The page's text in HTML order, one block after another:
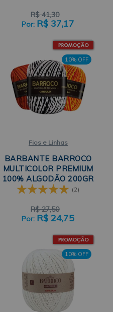
R$ 41,30
R$ 37,17
10% OFF
Fios e Linhas
BARBANTE BARROCO
MULTICOLOR PREMIUM
100% ALGODÃO 200GR
CÍRCULO
(2)
R$ 27,50
R$ 24,75
10% OFF